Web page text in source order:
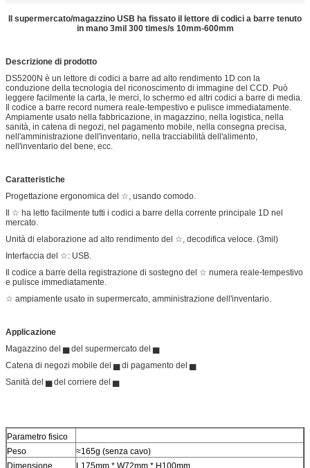
Il supermercato/magazzino USB ha fissato il lettore di codici a barre tenuto
in mano 3mil 300 times/s 10mm-600mm
Descrizione di prodotto
DS5200N è un lettore di codici a barre ad alto rendimento 1D con la
conduzione della tecnologia del riconoscimento di immagine del CCD. Può
leggere facilmente la carta, le merci, lo schermo ed altri codici a barre di media.
Il codice a barre record numera reale-tempestivo e pulisce immediatamente.
Ampiamente usato nella fabbricazione, in magazzino, nella logistica, nella
sanità, in catena di negozi, nel pagamento mobile, nella consegna precisa,
nell'amministrazione dell'inventario, nella tracciabilità dell'alimento,
nell'inventario del bene, ecc.
Caratteristiche
Progettazione ergonomica del ☆, usando comodo.
Il ☆ ha letto facilmente tutti i codici a barre della corrente principale 1D nel
mercato.
Unità di elaborazione ad alto rendimento del ☆, decodifica veloce. (3mil)
Interfaccia del ☆: USB.
Il codice a barre della registrazione di sostegno del ☆ numera reale-tempestivo
e pulisce immediatamente.
☆ ampiamente usato in supermercato, amministrazione dell'inventario.
Applicazione
Magazzino del ▅ del supermercato del ▅
Catena di negozi mobile del ▅ di pagamento del ▅
Sanità del ▅ del corriere del ▅
Parametro fisico
Peso
≈165g (senza cavo)
Dimensione
L175mm * W72mm * H100mm